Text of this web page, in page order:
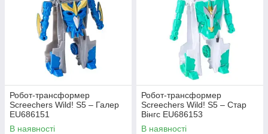
Робот-трансформер
Screechers Wild! S5 – Галер
EU686151
В наявності
Робот-трансформер
Screechers Wild! S5 – Стар
Вінгс EU686153
В наявності